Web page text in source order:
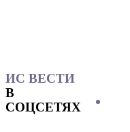
ИС ВЕСТИ
В
СОЦСЕТЯХ